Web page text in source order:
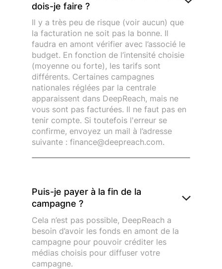
dois-je faire ?
Il y a très peu de risque (voir aucun) que
la facturation ne soit pas la bonne. Il
faudra en amont vérifier avec l’associé le
budget. En fonction de l’intensité choisie
(moyenne ou forte), les tarifs sont
différents. Certaines campagnes
nationales réglées par la centrale
apparaissent dans DeepReach, mais ne
vous sont pas facturées. Il ne faut pas en
tenir compte. Si toutefois l'erreur se
confirme, envoyez un mail à l’adresse
suivante : finance@deepreach.com.
Puis-je payer à la fin de la
campagne ?
Cela n’est pas possible, DeepReach a
besoin d’avoir les fonds en amont de la
campagne pour pouvoir créditer les
médias choisis pour diffuser votre
campagne.